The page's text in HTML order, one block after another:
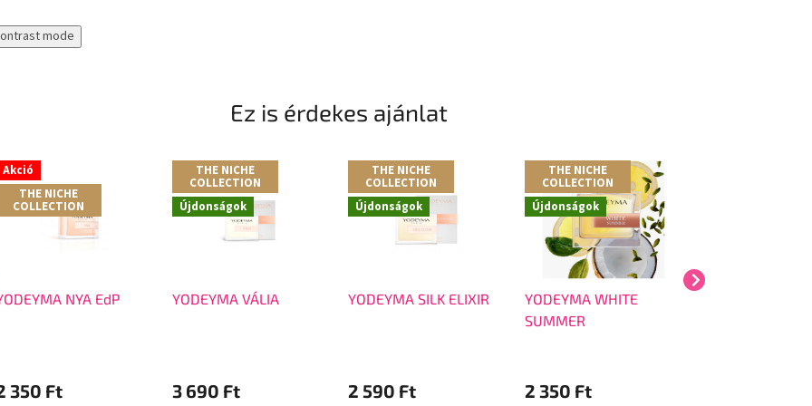
mode
Ez is érdekes ajánlat
Akció
THE NICHE
COLLECTION
NYA EdP
350 Ft
THE NICHE
COLLECTION
Újdonságok
YODEYMA VÁLIA
3 690 Ft
THE NICHE
COLLECTION
Újdonságok
YODEYMA SILK ELIXIR
2 590 Ft
THE NICHE
COLLECTION
Újdonságok
YODEYMA WHITE
SUMMER
2 350 Ft